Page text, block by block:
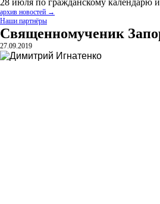
28 июля по гражданскому календарю
архив новостей →
Наши партнёры
Священномученик
27.09.2019